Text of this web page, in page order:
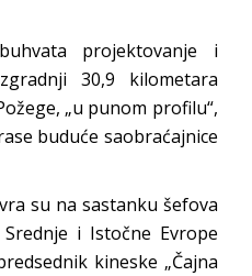
projektovanje i
30,9 kilometara
„u punom profilu“,
buduće saobraćajnice
su na sastanku šefova
i Istočne Evrope
kineske „Čajna